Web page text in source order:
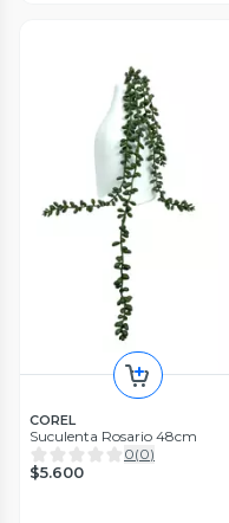
COREL
Suculenta Rosario 48cm
0(0)
$5.600